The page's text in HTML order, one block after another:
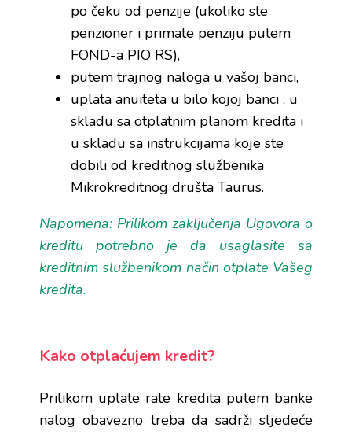
po čeku od penzije (ukoliko ste
penzioner i primate penziju putem
FOND-a PIO RS),
putem trajnog naloga u vašoj banci,
uplata anuiteta u bilo kojoj banci , u
skladu sa otplatnim planom kredita i
u skladu sa instrukcijama koje ste
dobili od kreditnog službenika
Mikrokreditnog društa Taurus.
Napomena: Prilikom zaključenja Ugovora o
kreditu potrebno je da usaglasite sa
kreditnim službenikom način otplate Vašeg
kredita.
Kako otplaćujem kredit?
Prilikom uplate rate kredita putem banke
nalog obavezno treba da sadrži sljedeće